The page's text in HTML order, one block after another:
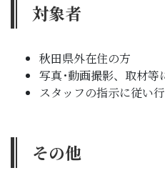
対象者
秋田県外在住の方
写真･動画撮影、取材等
スタッフの指示に従い
その他